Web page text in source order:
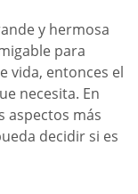
y hermosa
para
vida, entonces el
necesita. En
aspectos más
decidir si es